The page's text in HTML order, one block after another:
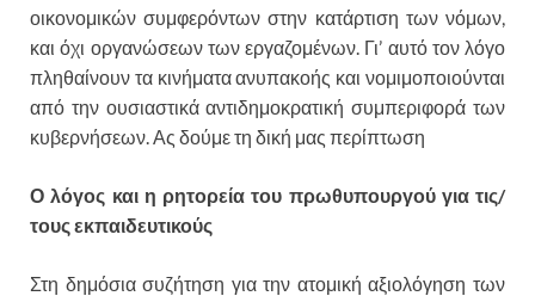
οικονομικών συμφερόντων στην κατάρτιση των νόμων,
και όχι οργανώσεων των εργαζομένων. Γι’ αυτό τον λόγο
πληθαίνουν τα κινήματα ανυπακοής και νομιμοποιούνται
από την ουσιαστικά αντιδημοκρατική συμπεριφορά των
κυβερνήσεων. Ας δούμε τη δική μας περίπτωση
Ο λόγος και η ρητορεία του πρωθυπουργού για τις/
τους εκπαιδευτικούς
Στη δημόσια συζήτηση για την ατομική αξιολόγηση των